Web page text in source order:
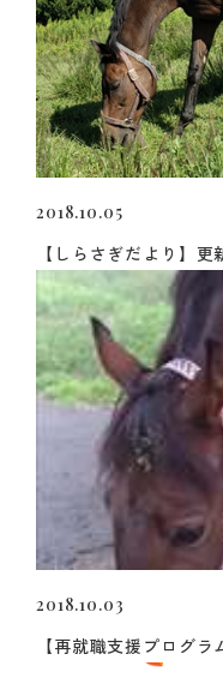
2018.10.05
【しらさぎだより】更
2018.10.03
【再就職支援プログ